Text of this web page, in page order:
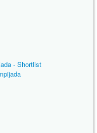
- Shortlist